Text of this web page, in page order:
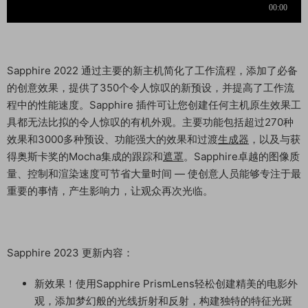
Sapphire 2022 通过主要的新主机简化了工作流程，添加了必备
的创意效果，提供了350个令人惊叹的新预设，并提高了工作流
程中的性能速度。Sapphire 插件可让您创建任何主机原生效果工
具都无法比拟的令人惊叹的有机外观。主要功能包括超过270种
效果和3000多种预设、功能强大的效果和过渡生成器 ，以及与获
得奥斯卡奖的Mocha集成的跟踪和遮罩。Sapphire卓越的图像质
量、控制和渲染速度可节省大量时间 — 使创意人员能够专注于最
重要的事情，产生影响力，让观众再次光临。
Sapphire 2023 更新内容：
新效果！使用Sapphire PrismLens轻松创建精美的电影外
观，添加梦幻般的光线折射和反射，构建独特的特征光斑